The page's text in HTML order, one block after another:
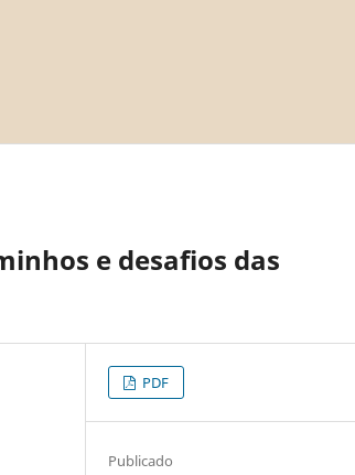
e desafios das
PDF
Publicado